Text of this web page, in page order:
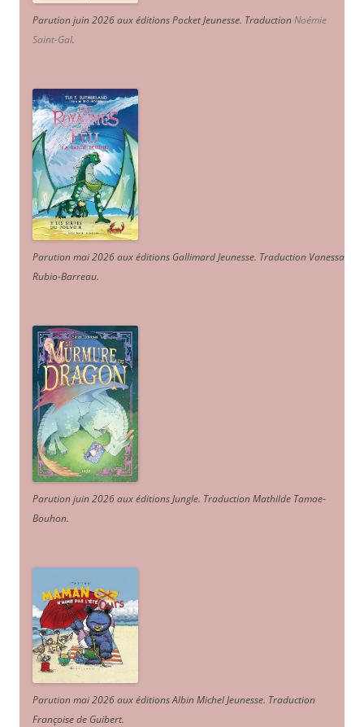
Parution juin 2026 aux éditions Pocket Jeunesse. TraductionNoémie
Saint-Gal.
Parution mai 2026 aux éditions Gallimard Jeunesse. Traduction Vanessa
Rubio-Barreau.
Parution juin 2026 aux éditions Jungle. Traduction Mathilde Tamae-
Bouhon.
Parution mai 2026 aux éditions Albin Michel Jeunesse. Traduction
Françoise de Guibert.